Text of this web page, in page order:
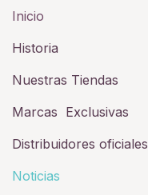
Inicio
Historia​
Nuestras Tiendas
Marcas Exclusivas
Distribuidores oficiales
Noticias